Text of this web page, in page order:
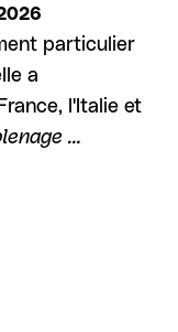
particulier
a
l'Italie et
…